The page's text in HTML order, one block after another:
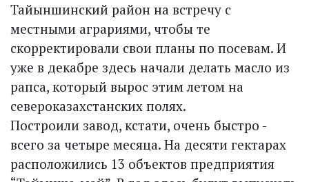
Тайыншинский район на встречу с
местными аграриями, чтобы те
скорректировали свои планы по посевам. И
уже в декабре здесь начали делать масло из
рапса, который вырос этим летом на
североказахстанских полях.
Построили завод, кстати, очень быстро -
всего за четыре месяца. На десяти гектарах
расположились 13 объектов предприятия